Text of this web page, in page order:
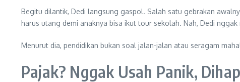
Begitu dilantik, Dedi langsung gaspol. Salah satu gebrakan
harus utang demi anaknya bisa ikut tour sekolah. Nah, Dedi
Menurut dia, pendidikan bukan soal jalan-jalan atau seragam
Pajak? Nggak Usah Panik,